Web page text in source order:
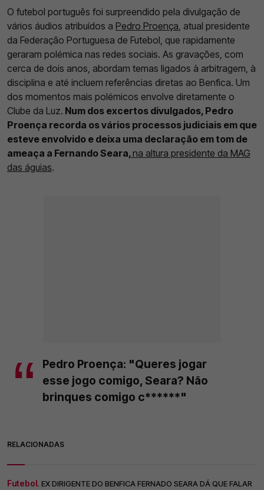
O futebol português foi surpreendido pela divulgação de
vários áudios atribuídos a Pedro Proença , atual presidente
da Federação Portuguesa de Futebol, que rapidamente
geraram polémica nas redes sociais. As gravações, com
cerca de dois anos, abordam temas ligados à arbitragem, à
disciplina e até incluem referências diretas ao Benfica. Um
dos momentos mais polémicos envolve diretamente o
Clube da Luz. Num dos excertos divulgados, Pedro
Proença recorda os vários processos judiciais em que
esteve envolvido e deixa uma declaração em tom de
ameaça a Fernando Seara,na altura presidente da MAG
das águias.
Pedro Proença: "Queres jogar
esse jogo comigo, Seara? Não
brinques comigo c******"
RELACIONADAS
Futebol. EX DIRIGENTE DO BENFICA FERNADO SEARA DÁ QUE FALAR